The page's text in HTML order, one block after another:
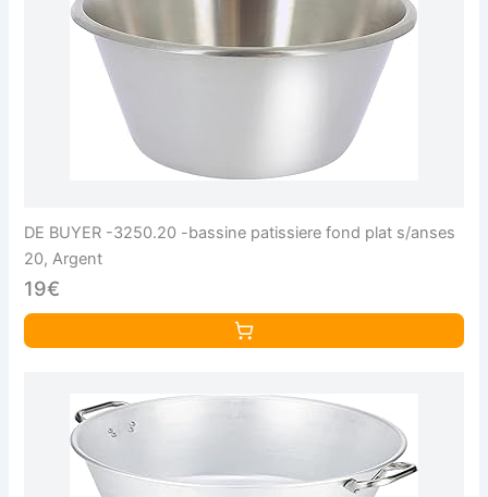
DE BUYER -3250.20 -bassine patissiere fond plat s/anses
20, Argent
19€